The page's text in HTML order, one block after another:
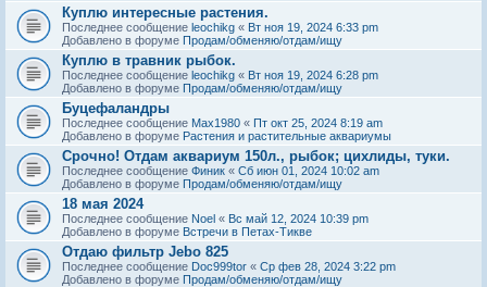
Куплю интересные растения.
Последнее сообщение leochikg « Вт ноя 19, 2024 6:33 pm
Добавлено в форуме Продам/обменяю/отдам/ищу
Куплю в травник рыбок.
Последнее сообщение leochikg « Вт ноя 19, 2024 6:28 pm
Добавлено в форуме Продам/обменяю/отдам/ищу
Буцефаландры
Последнее сообщение Max1980 « Пт окт 25, 2024 8:19 am
Добавлено в форуме Растения и растительные аквариумы
Срочно! Отдам аквариум 150л., рыбок; цихлиды, туки.
Последнее сообщение Финик « Сб июн 01, 2024 10:02 am
Добавлено в форуме Продам/обменяю/отдам/ищу
18 мая 2024
Последнее сообщение Noel « Вс май 12, 2024 10:39 pm
Добавлено в форуме Встречи в Петах-Тикве
Отдаю фильтр Jebo 825
Последнее сообщение Doc999tor « Ср фев 28, 2024 3:22 pm
Добавлено в форуме Продам/обменяю/отдам/ищу